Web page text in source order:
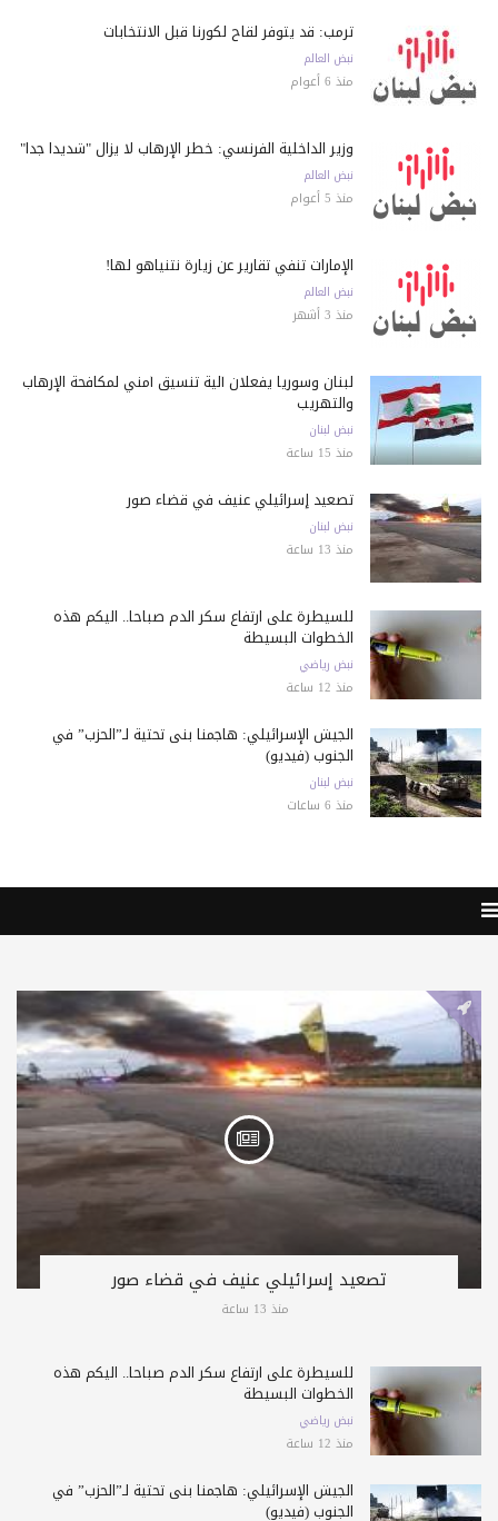
ترمب: قد يتوفر لقاح لكورنا قبل الانتخابات
نبض العالم
منذ 6 أعوام
وزير الداخلية الفرنسي: خطر الإرهاب لا يزال "شديداً جداً"
نبض العالم
منذ 5 أعوام
الإمارات تنفي تقارير عن زيارة نتنياهو لها!
نبض العالم
منذ 3 أشهر
لبنان وسوريا يفعلان آلية تنسيق أمني لمكافحة الإرهاب
والتهريب
نبض لبنان
منذ 15 ساعة
تصعيد إسرائيلي عنيف في قضاء صور
نبض لبنان
منذ 13 ساعة
للسيطرة على ارتفاع سكر الدم صباحا.. اليكم هذه
الخطوات البسيطة
نبض رياضي
منذ 12 ساعة
الجيش الإسرائيلي: هاجمنا بنى تحتية لـ”الحزب” في
الجنوب (فيديو)
نبض لبنان
منذ 6 ساعات
تصعيد إسرائيلي عنيف في قضاء صور
منذ 13 ساعة
للسيطرة على ارتفاع سكر الدم صباحا.. اليكم هذه
الخطوات البسيطة
نبض رياضي
منذ 12 ساعة
الجيش الإسرائيلي: هاجمنا بنى تحتية لـ”الحزب” في
الجنوب (فيديو)